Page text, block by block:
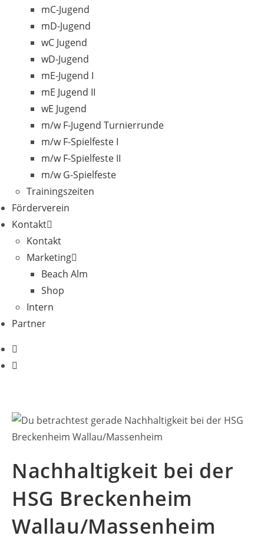
mC-Jugend
mD-Jugend
wC Jugend
wD-Jugend
mE-Jugend I
mE Jugend II
wE Jugend
m/w F-Jugend Turnierrunde
m/w F-Spielfeste I
m/w F-Spielfeste II
m/w G-Spielfeste
Trainingszeiten
Förderverein
Kontakt
Kontakt
Marketing
Beach Alm
Shop
Intern
Partner
Nachhaltigkeit bei der
HSG Breckenheim
Wallau/Massenheim